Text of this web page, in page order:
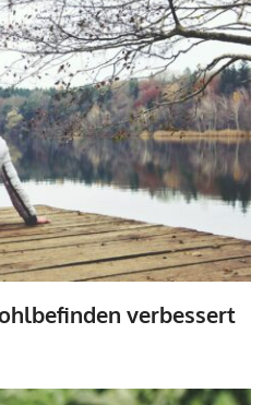
verbessert